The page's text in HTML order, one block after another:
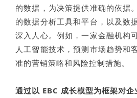
的数据，为决策提供准确的依据
的数据分析工具和平台，以及数
深入人心。例如，一家金融机构
人工智能技术，预测市场趋势和
准的营销策略和风险控制措施。
通过以 EBC 成长模型为框架对